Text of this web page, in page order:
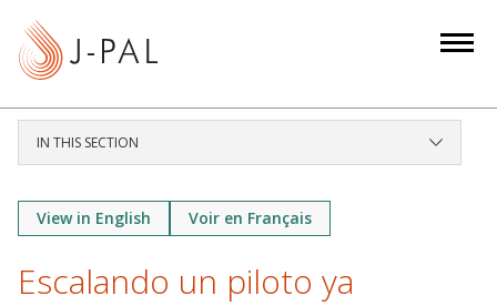
IN THIS SECTION
View in English Voir en Français
Escalando un piloto ya